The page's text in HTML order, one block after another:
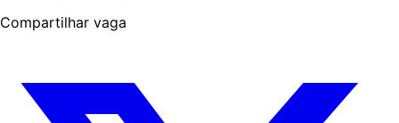
Compartilhar vaga